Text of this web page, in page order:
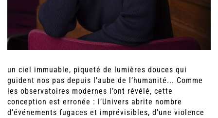
un ciel immuable, piqueté de lumières douces qui
guident nos pas depuis l’aube de l’humanité... Comme
les observatoires modernes l’ont révélé, cette
conception est erronée : l’Univers abrite nombre
d’événements fugaces et imprévisibles, d’une violence